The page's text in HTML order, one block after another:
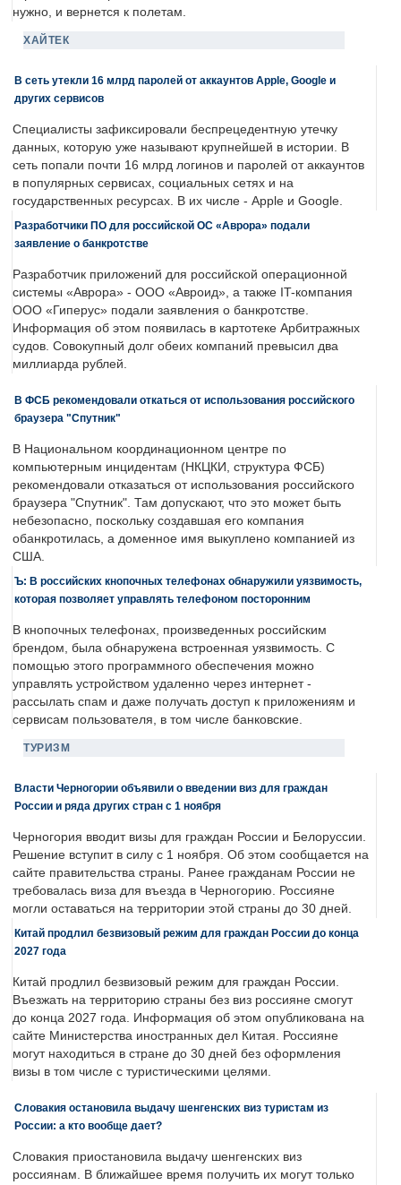
нужно, и вернется к полетам.
ХАЙТЕК
В сеть утекли 16 млрд паролей от аккаунтов Apple, Google и
других сервисов
Специалисты зафиксировали беспрецедентную утечку
данных, которую уже называют крупнейшей в истории. В
сеть попали почти 16 млрд логинов и паролей от аккаунтов
в популярных сервисах, социальных сетях и на
государственных ресурсах. В их числе - Apple и Google.
Разработчики ПО для российской ОС «Аврора» подали
заявление о банкротстве
Разработчик приложений для российской операционной
системы «Аврора» - ООО «Авроид», а также IT-компания
ООО «Гиперус» подали заявления о банкротстве.
Информация об этом появилась в картотеке Арбитражных
судов. Совокупный долг обеих компаний превысил два
миллиарда рублей.
В ФСБ рекомендовали откаться от использования российского
браузера "Спутник"
В Национальном координационном центре по
компьютерным инцидентам (НКЦКИ, структура ФСБ)
рекомендовали отказаться от использования российского
браузера "Спутник". Там допускают, что это может быть
небезопасно, поскольку создавшая его компания
обанкротилась, а доменное имя выкуплено компанией из
США.
Ъ: В российских кнопочных телефонах обнаружили уязвимость,
которая позволяет управлять телефоном посторонним
В кнопочных телефонах, произведенных российским
брендом, была обнаружена встроенная уязвимость. С
помощью этого программного обеспечения можно
управлять устройством удаленно через интернет -
рассылать спам и даже получать доступ к приложениям и
сервисам пользователя, в том числе банковские.
ТУРИЗМ
Власти Черногории объявили о введении виз для граждан
России и ряда других стран с 1 ноября
Черногория вводит визы для граждан России и Белоруссии.
Решение вступит в силу с 1 ноября. Об этом сообщается на
сайте правительства страны. Ранее гражданам России не
требовалась виза для въезда в Черногорию. Россияне
могли оставаться на территории этой страны до 30 дней.
Китай продлил безвизовый режим для граждан России до конца
2027 года
Китай продлил безвизовый режим для граждан России.
Въезжать на территорию страны без виз россияне смогут
до конца 2027 года. Информация об этом опубликована на
сайте Министерства иностранных дел Китая. Россияне
могут находиться в стране до 30 дней без оформления
визы в том числе с туристическими целями.
Словакия остановила выдачу шенгенских виз туристам из
России: а кто вообще дает?
Словакия приостановила выдачу шенгенских виз
россиянам. В ближайшее время получить их могут только